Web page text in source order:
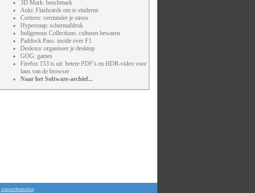
3D Mark: benchmark
Anki: Flashcards om te studeren
Cortices: verminder je stress
Hypersnap: schermafdruk
Indigenous Collections: culturen bewaren
Paddock Pass: inside over F1
Deskora: organiseer je desktop
GOG: games
Firefox 153 is uit: betere PDF’s en HDR-video voor
fans van de browser
Naar het Software-archief...
contactformulier.